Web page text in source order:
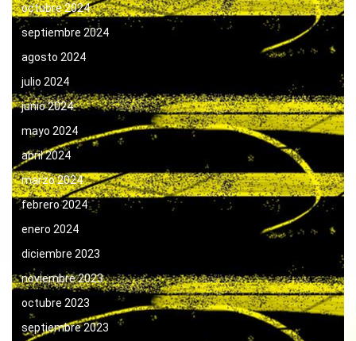
octubre 2024
septiembre 2024
agosto 2024
julio 2024
junio 2024
mayo 2024
abril 2024
marzo 2024
febrero 2024
enero 2024
diciembre 2023
noviembre 2023
octubre 2023
septiembre 2023